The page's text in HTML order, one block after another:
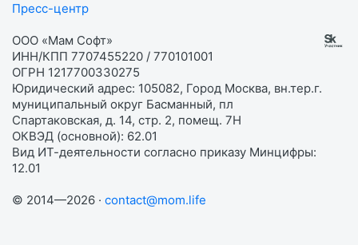
Пресс-центр
ООО «Мам Софт»
ИНН/КПП 7707455220 / 770101001
ОГРН 1217700330275
Юридический адрес: 105082, Город Москва, вн.тер.г.
муниципальный округ Басманный, пл
Спартаковская, д. 14, стр. 2, помещ. 7Н
ОКВЭД (основной): 62.01
Вид ИТ-деятельности согласно приказу Минцифры:
12.01
© 2014—2026 · contact@mom.life